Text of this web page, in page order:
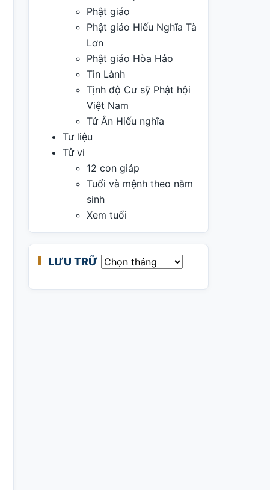
Phật giáo
Phật giáo Hiếu Nghĩa Tà
Lơn
Phật giáo Hòa Hảo
Tin Lành
Tịnh độ Cư sỹ Phật hội
Việt Nam
Tứ Ân Hiếu nghĩa
Tư liệu
Tử vi
12 con giáp
Tuổi và mệnh theo năm
sinh
Xem tuổi
LƯU TRỮ Lưu trữ